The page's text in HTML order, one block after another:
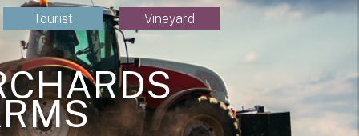
Tourist Vineyard